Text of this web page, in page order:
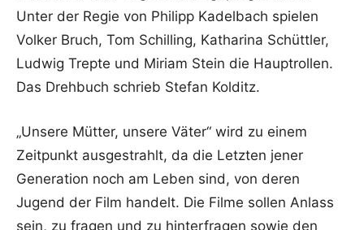
Unter der Regie von Philipp Kadelbach spielen
Volker Bruch, Tom Schilling, Katharina Schüttler,
Ludwig Trepte und Miriam Stein die Hauptrollen.
Das Drehbuch schrieb Stefan Kolditz.
„Unsere Mütter, unsere Väter“ wird zu einem
Zeitpunkt ausgestrahlt, da die Letzten jener
Generation noch am Leben sind, von deren
Jugend der Film handelt. Die Filme sollen Anlass
sein, zu fragen und zu hinterfragen sowie den